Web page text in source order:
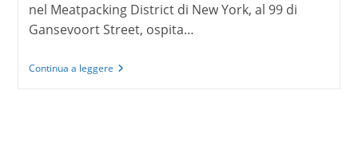
nel Meatpacking District di New York, al 99 di
Gansevoort Street, ospita…
Continua a leggereWhitney